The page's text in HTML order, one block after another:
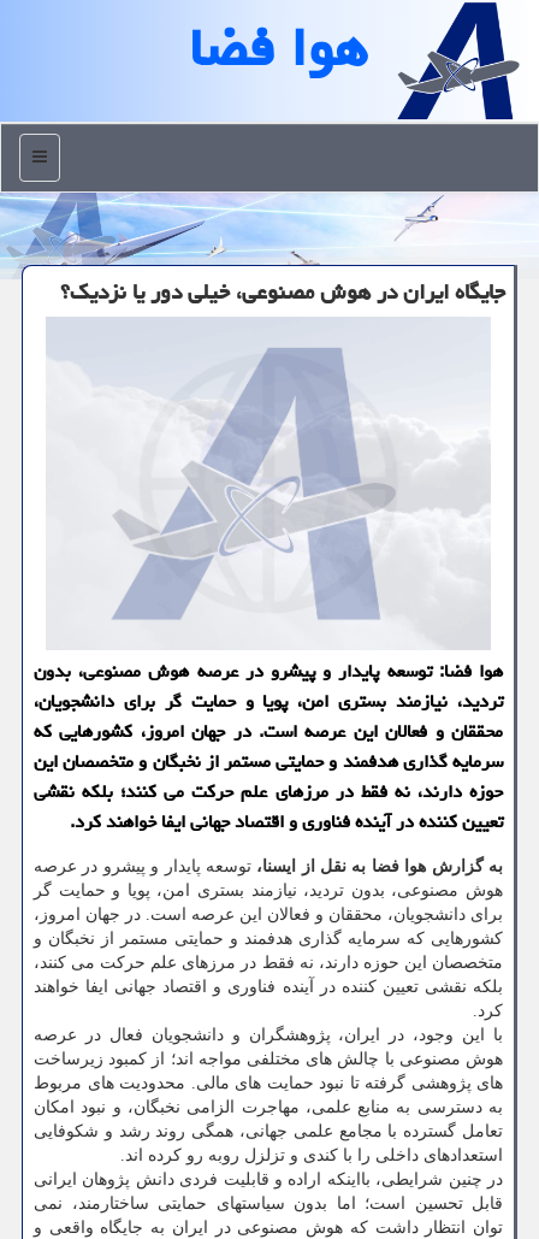
هوا فضا
منو
جایگاه ایران در هوش مصنوعی، خیلی دور یا نزدیک؟
هوا فضا: توسعه پایدار و پیشرو در عرصه هوش مصنوعی، بدون
تردید، نیازمند بستری امن، پویا و حمایت گر برای دانشجویان،
محققان و فعالان این عرصه است. در جهان امروز، کشورهایی که
سرمایه گذاری هدفمند و حمایتی مستمر از نخبگان و متخصصان این
حوزه دارند، نه فقط در مرزهای علم حرکت می کنند؛ بلکه نقشی
تعیین کننده در آینده فناوری و اقتصاد جهانی ایفا خواهند کرد.
به گزارش هوا فضا به نقل از ایسنا،توسعه پایدار و پیشرو در عرصه
هوش مصنوعی، بدون تردید، نیازمند بستری امن، پویا و حمایت گر
برای دانشجویان، محققان و فعالان این عرصه است. در جهان امروز،
کشورهایی که سرمایه گذاری هدفمند و حمایتی مستمر از نخبگان و
متخصصان این حوزه دارند، نه فقط در مرزهای علم حرکت می کنند،
بلکه نقشی تعیین کننده در آینده فناوری و اقتصاد جهانی ایفا خواهند
کرد.
با این وجود، در ایران، پژوهشگران و دانشجویان فعال در عرصه
هوش مصنوعی با چالش های مختلفی مواجه اند؛ از کمبود زیرساخت
های پژوهشی گرفته تا نبود حمایت های مالی. محدودیت های مربوط
به دسترسی به منابع علمی، مهاجرت الزامی نخبگان، و نبود امکان
تعامل گسترده با مجامع علمی جهانی، همگی روند رشد و شکوفایی
استعدادهای داخلی را با کندی و تزلزل روبه رو کرده اند.
در چنین شرایطی، بااینکه اراده و قابلیت فردی دانش پژوهان ایرانی
قابل تحسین است؛ اما بدون سیاستهای حمایتی ساختارمند، نمی
توان انتظار داشت که هوش مصنوعی در ایران به جایگاه واقعی و